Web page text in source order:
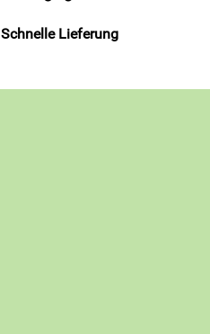
Schnelle Lieferung